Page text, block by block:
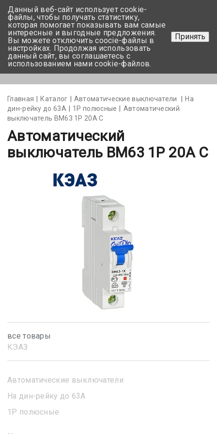
+375 17-350-99-56
+375 44-752-82-08
Задать вопрос
Главная Каталог Автоматические выключатели
На
дин-рейку до 63А
1Р полюсные
Автоматический
выключатель BM63 1P 20А С
Автоматический
выключатель BM63 1P 20А С
все товары
КЭАЗ
Автоматические выключатели
На дин-рейку до 63А
1Р полюсные
Данный веб-сайт использует cookie-
файлы, чтобы получать статистику,
которая помогает показывать вам самые
интересные и выгодные предложения.
Вы можете отключить coocie-файлы в
настройках. Продолжая использовать
данный сайт, вы соглашаетесь с
использованием нами cookie-файлов.
Принять